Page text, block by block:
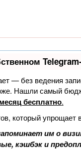
— без ведения
Нашли самый
бесплатно.
который упрощает
им о
кэшбэк и